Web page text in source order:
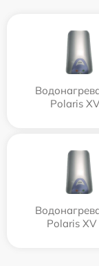
Polaris
Polaris XV